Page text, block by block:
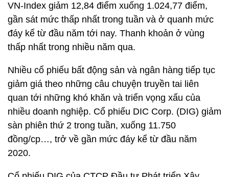
VN-Index giảm 12,84 điểm xuống 1.024,77 điểm,
gần sát mức thấp nhất trong tuần và ở quanh mức
đáy kể từ đầu năm tới nay. Thanh khoản ở vùng
thấp nhất trong nhiều năm qua.
Nhiều cổ phiếu bất động sản và ngân hàng tiếp tục
giảm giá theo những câu chuyện truyền tai liên
quan tới những khó khăn và triển vọng xấu của
nhiều doanh nghiệp. Cổ phiếu DIC Corp. (DIG) giảm
sàn phiên thứ 2 trong tuần, xuống 11.750
đồng/cp…, trở về gần mức đáy kể từ đầu năm
2020.